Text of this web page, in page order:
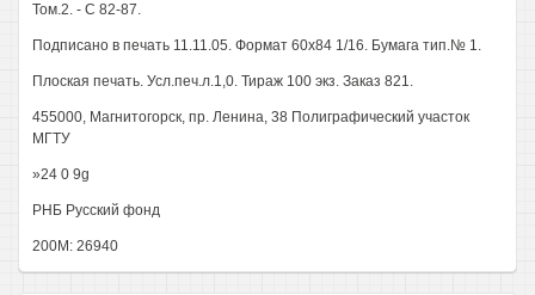
Том.2. - С 82-87.
Подписано в печать 11.11.05. Формат 60x84 1/16. Бумага тип.№ 1.
Плоская печать. Усл.печ.л.1,0. Тираж 100 экз. Заказ 821.
455000, Магнитогорск, пр. Ленина, 38 Полиграфический участок
МГТУ
»24 0 9g
РНБ Русский фонд
200М: 26940